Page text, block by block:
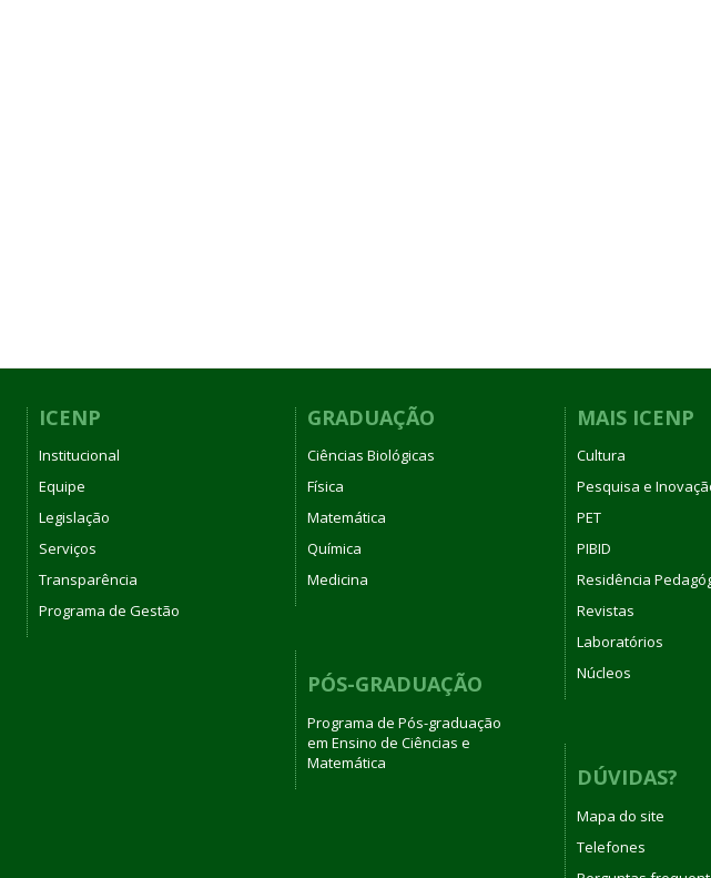
ICENP
Institucional
Equipe
Legislação
Serviços
Transparência
Programa de Gestão
GRADUAÇÃO
Ciências Biológicas
Física
Matemática
Química
Medicina
PÓS-GRADUAÇÃO
Programa de Pós-graduação
em Ensino de Ciências e
Matemática
MAIS ICENP
Cultura
Pesquisa e
PET
PIBID
Residência
Revistas
Laboratórios
Núcleos
DÚVIDAS?
Mapa do site
Telefones